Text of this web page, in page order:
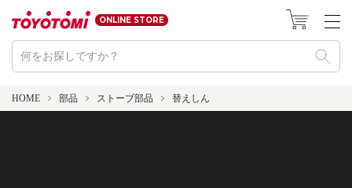
ONLINE STORE
HOME 部品 ストーブ部品 替えしん